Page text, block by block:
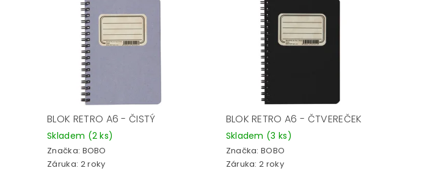
BLOK RETRO A6 - ČISTÝ
Skladem (2 ks)
Značka: BOBO
Záruka: 2 roky
BLOK RETRO A6 - ČTVEREČEK
Skladem (3 ks)
Značka:BOBO
Záruka: 2 roky